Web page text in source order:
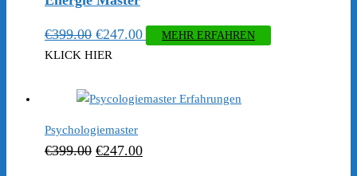
€399.00 Ursprünglicher
Preis
€399.00
€247.00Aktueller
€247.00.
MEHR ERFAHREN
KLICK HIER
Psychologiemaster
€399.00 Ursprünglicher
€247.00Aktueller